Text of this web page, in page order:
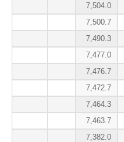
7,504.0
7,500.7
7,490.3
7,477.0
7,476.7
7,472.7
7,464.3
7,463.7
7,382.0